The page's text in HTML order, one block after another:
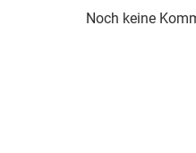
Noch keine